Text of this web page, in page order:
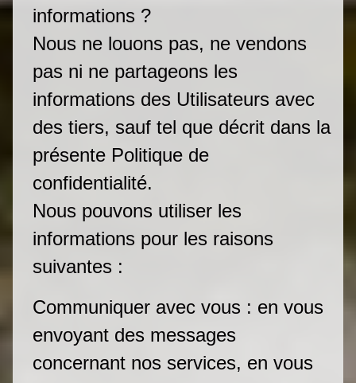
informations ?
Nous ne louons pas, ne vendons
pas ni ne partageons les
informations des Utilisateurs avec
des tiers, sauf tel que décrit dans la
présente Politique de
confidentialité.
Nous pouvons utiliser les
informations pour les raisons
suivantes :
Communiquer avec vous : en vous
envoyant des messages
concernant nos services, en vous